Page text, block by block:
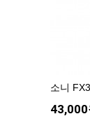
소니
43,000